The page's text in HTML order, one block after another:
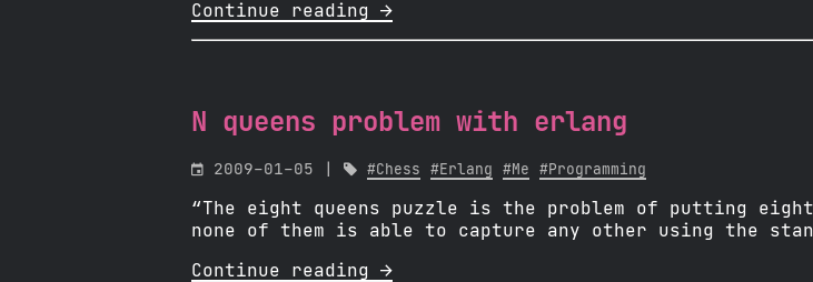
Continue reading 
N queens problem with erlang
 2009-01-05 |  #Chess #Erlang #Me #Programming
“The eight queens puzzle is the problem of putting eight
none of them is able to capture any other using the
Continue reading 